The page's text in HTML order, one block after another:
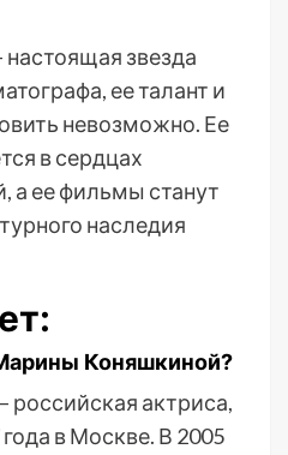
звезда
ее талант и
невозможно. Ее
в сердцах
а ее фильмы станут
наследия
Коняшкиной?
актриса,
в Москве. В 2005